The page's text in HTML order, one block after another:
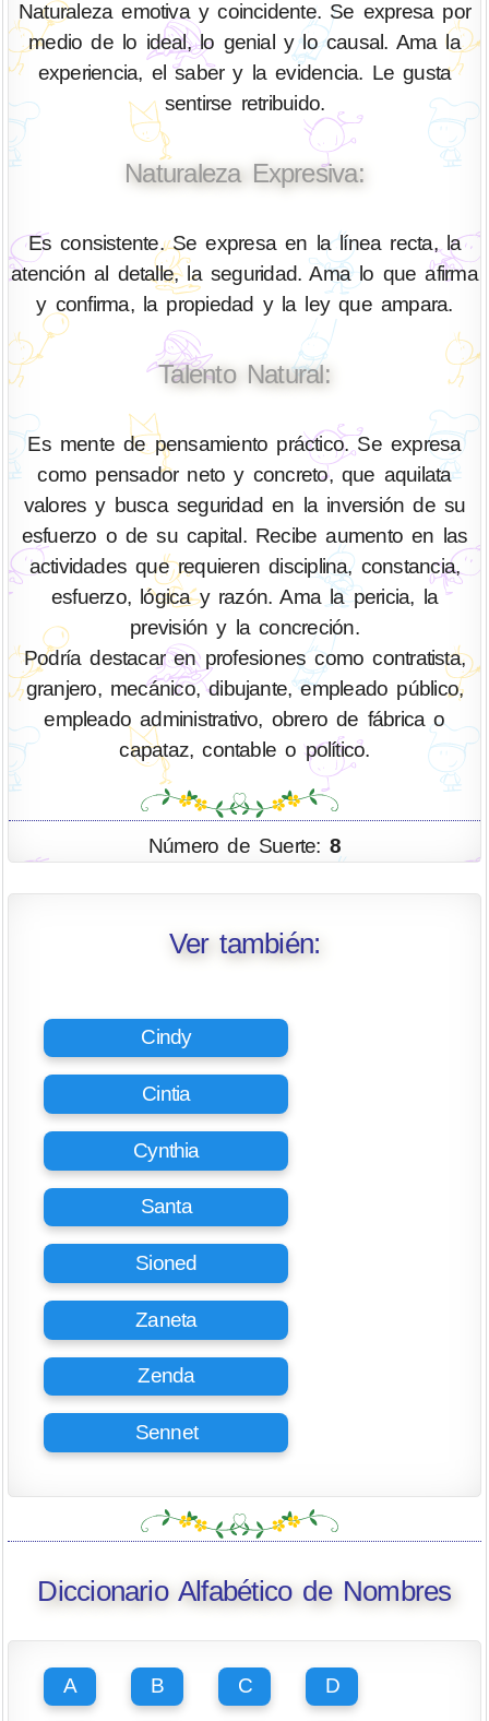
Naturaleza emotiva y coincidente. Se expresa por
medio de lo ideal, lo genial y lo causal. Ama la
experiencia, el saber y la evidencia. Le gusta
sentirse retribuido.
Naturaleza Expresiva:
Es consistente. Se expresa en la línea recta, la
atención al detalle, la seguridad. Ama lo que afirma
y confirma, la propiedad y la ley que ampara.
Talento Natural:
Es mente de pensamiento práctico. Se expresa
como pensador neto y concreto, que aquilata
valores y busca seguridad en la inversión de su
esfuerzo o de su capital. Recibe aumento en las
actividades que requieren disciplina, constancia,
esfuerzo, lógica y razón. Ama la pericia, la
previsión y la concreción.
Podría destacar en profesiones como contratista,
granjero, mecánico, dibujante, empleado público,
empleado administrativo, obrero de fábrica o
capataz, contable o político.
Número de Suerte: 8
Ver también:
Cindy
Cintia
Cynthia
Santa
Sioned
Zaneta
Zenda
Sennet
Diccionario Alfabético de Nombres
A B C D